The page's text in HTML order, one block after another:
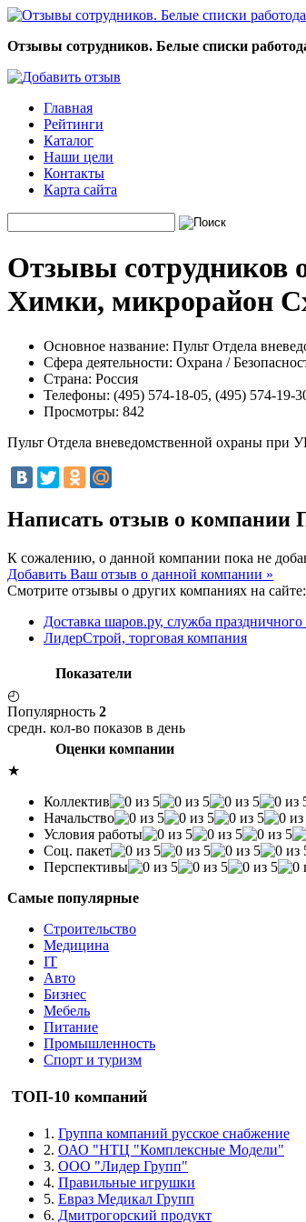
Отзывы сотрудников. Белые списки
Главная
Рейтинги
Каталог
Наши цели
Контакты
Карта сайта
Отзывы сотрудников
Химки, микрорайон
Основное название: Пульт Отдела
Сфера деятельности: Охрана /
Страна: Россия
Телефоны: (495) 574-18-05, (495) 574-19-
Просмотры: 842
Пульт Отдела вневедомственной охраны при
Написать отзыв о компании
К сожалению, о данной компании пока не
Добавить Ваш отзыв о данной компании »
Смотрите отзывы о других компаниях на сайте:
Доставка шаров.ру, служба
ЛидерСтрой, торговая компания
Показатели
◴
Популярность 2
средн. кол-во показов в день
Оценки компании
★
Коллектив
Начальство
Условия работы
Соц. пакет
Перспективы
Самые популярные
Строительство
Медицина
IT
Авто
Бизнес
Мебель
Питание
Промышленность
Спорт и туризм
ТОП-10 компаний
1. Группа компаний русское снабжение
2. ОАО "НТЦ "Комплексные Модели"
3. ООО "Лидер Групп"
4. Правильные игрушки
5. Евраз Медикал Групп
6. Дмитрогорский продукт